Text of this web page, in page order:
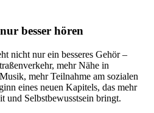
besser hören
nicht nur ein besseres Gehör –
mehr Nähe in
mehr Teilnahme am sozialen
eines neuen Kapitels, das mehr
und Selbstbewusstsein bringt.